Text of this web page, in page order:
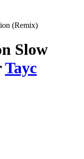
(Remix)
Slow
Tayc